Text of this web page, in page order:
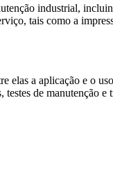
industrial,
tais como a
elas a aplicação e o
de manutenção e